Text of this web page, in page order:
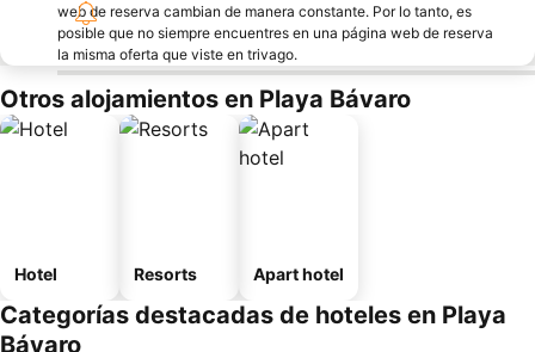
web de reserva cambian de manera constante. Por lo tanto, es
posible que no siempre encuentres en una página web de reserva
la misma oferta que viste en trivago.
Otros alojamientos en Playa Bávaro
Hotel Resorts Apart hotel
Categorías destacadas de hoteles en Playa
Bávaro